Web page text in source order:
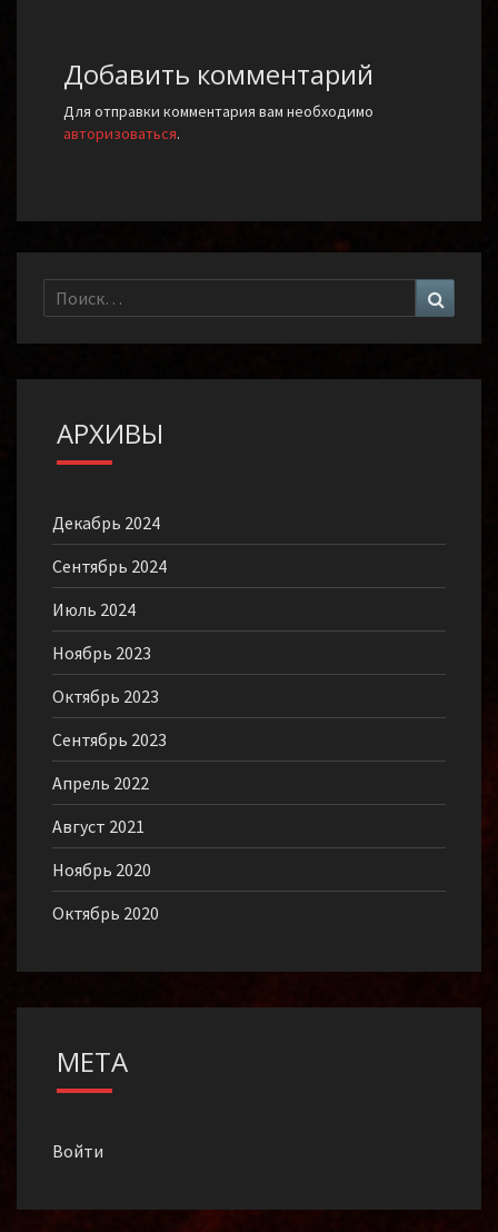
Добавить комментарий
Для отправки комментария вам необходимо
авторизоваться.
Найти:
АРХИВЫ
Декабрь 2024
Сентябрь 2024
Июль 2024
Ноябрь 2023
Октябрь 2023
Сентябрь 2023
Апрель 2022
Август 2021
Ноябрь 2020
Октябрь 2020
МЕТА
Войти